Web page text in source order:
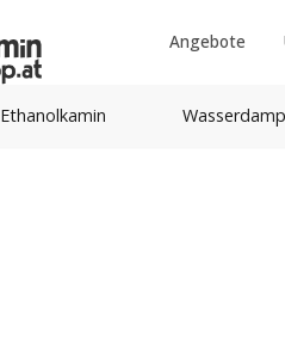
Angebote
Ethanolkamin